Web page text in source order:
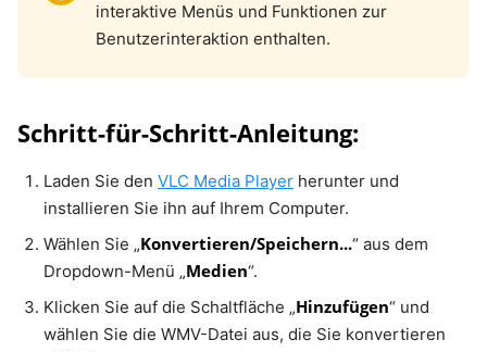
interaktive Menüs und Funktionen zur
Benutzerinteraktion enthalten.
Schritt-für-Schritt-Anleitung:
Laden Sie den VLC Media Player herunter und
installieren Sie ihn auf Ihrem Computer.
Wählen Sie „Konvertieren/Speichern...“ aus dem
Dropdown-Menü „Medien“.
Klicken Sie auf die Schaltfläche „Hinzufügen“ und
wählen Sie die WMV-Datei aus, die Sie konvertieren